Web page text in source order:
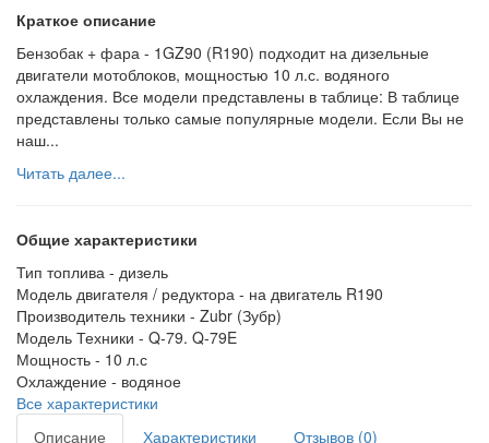
Краткое описание
Бензобак + фара - 1GZ90 (R190) подходит на дизельные
двигатели мотоблоков, мощностью 10 л.с. водяного
охлаждения. Все модели представлены в таблице: В таблице
представлены только самые популярные модели. Если Вы не
наш...
Читать далее...
Общие характеристики
Тип топлива - дизель
Модель двигателя / редуктора - на двигатель R190
Производитель техники - Zubr (Зубр)
Модель Техники - Q-79. Q-79E
Мощность - 10 л.с
Охлаждение - водяное
Все характеристики
Описание
Характеристики Отзывов (0)